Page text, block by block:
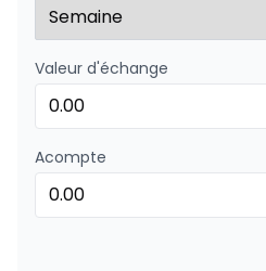
Valeur d'échange
Acompte